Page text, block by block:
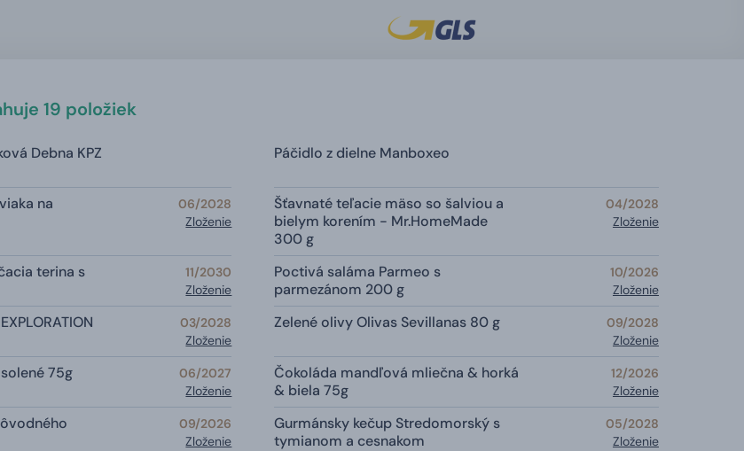
19 položiek
Debna KPZ
Páčidlo z dielne Manboxeo
na
06/2028
Zloženie
Šťavnaté teľacie mäso so šalviou a
bielym korením - Mr.HomeMade
300 g
04/2028
Zloženie
terina s
11/2030
Zloženie
Poctivá saláma Parmeo s
parmezánom 200 g
10/2026
Zloženie
03/2028
Zloženie
Zelené olivy Olivas Sevillanas 80 g
09/2028
Zloženie
75g
06/2027
Zloženie
Čokoláda mandľová mliečna & horká
& biela 75g
12/2026
Zloženie
09/2026
Zloženie
Gurmánsky kečup Stredomorský s
tymianom a cesnakom
05/2028
Zloženie